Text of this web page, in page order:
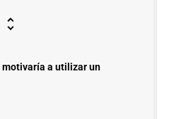
motivaría a utilizar un